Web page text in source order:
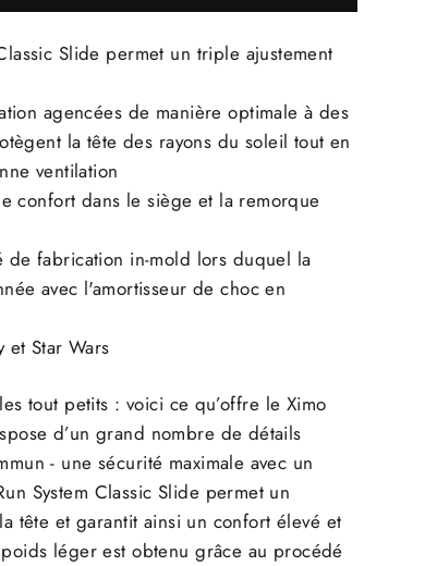
Slide permet un triple ajustement
agencées de manière optimale à des
la tête des rayons du soleil tout en
ventilation
confort dans le siège et la remorque
de fabrication in-mold lors duquel la
avec l'amortisseur de choc en
et Star Wars
tout petits : voici ce qu’offre le Ximo
d’un grand nombre de détails
- une sécurité maximale avec un
System Classic Slide permet un
tête et garantit ainsi un confort élevé et
léger est obtenu grâce au procédé